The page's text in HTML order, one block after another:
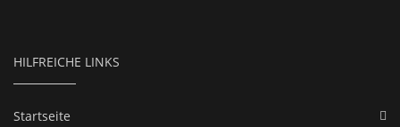
HILFREICHE LINKS
Startseite